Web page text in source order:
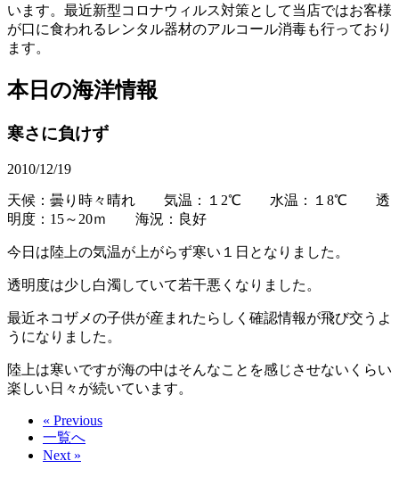
います。最近新型コロナウィルス対策として当店ではお客様
が口に食われるレンタル器材のアルコール消毒も行っており
ます。
本日の海洋情報
寒さに負けず
2010/12/19
天候：曇り時々晴れ 気温：１2℃ 水温：１8℃ 透
明度：15～20ｍ 海況：良好
今日は陸上の気温が上がらず寒い１日となりました。
透明度は少し白濁していて若干悪くなりました。
最近ネコザメの子供が産まれたらしく確認情報が飛び交うよ
うになりました。
陸上は寒いですが海の中はそんなことを感じさせないくらい
楽しい日々が続いています。
« Previous
一覧へ
Next »